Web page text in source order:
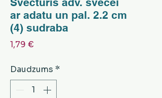
ar adatu un pal. 2.2 cm
(4) sudraba
1,79 €
Daudzums *